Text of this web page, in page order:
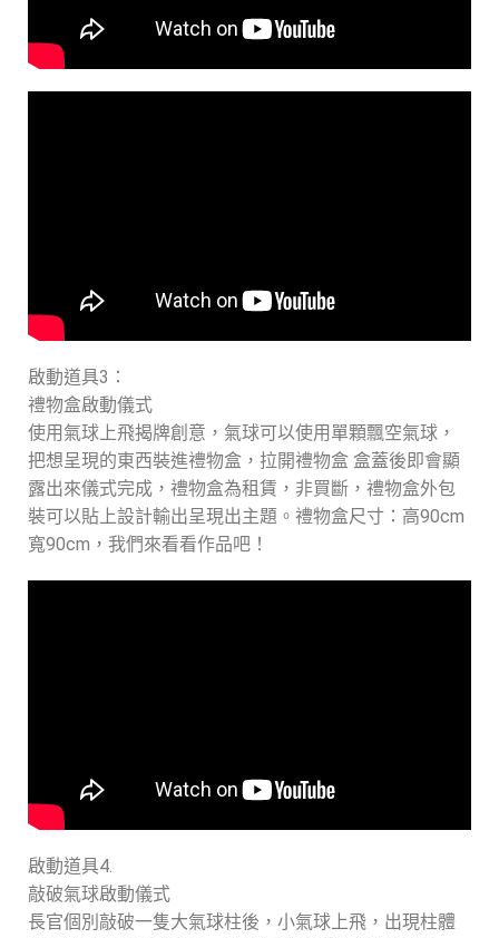
啟動道具3：
禮物盒啟動儀式
使用氣球上飛揭牌創意，氣球可以使用單顆飄空氣球，
把想呈現的東西裝進禮物盒，拉開禮物盒 盒蓋後即會顯
露出來儀式完成，禮物盒為租賃，非買斷，禮物盒外包
裝可以貼上設計輸出呈現出主題。禮物盒尺寸：高90cm
寬90cm，我們來看看作品吧！
啟動道具4.
敲破氣球啟動儀式
長官個別敲破一隻大氣球柱後，小氣球上飛，出現柱體